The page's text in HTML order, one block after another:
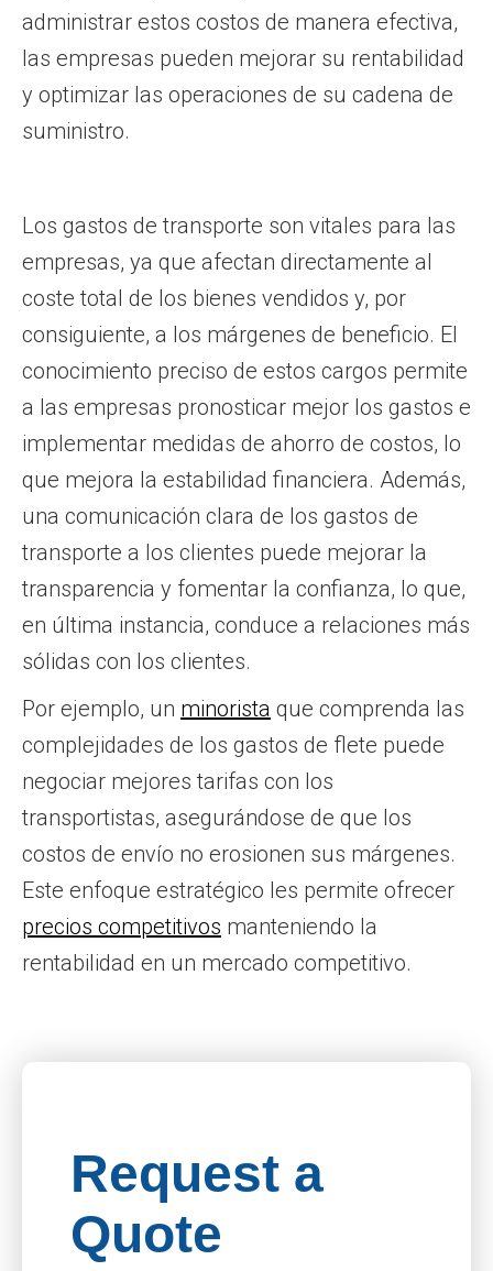
administrar estos costos de manera efectiva,
las empresas pueden mejorar su rentabilidad
y optimizar las operaciones de su cadena de
suministro.
Los gastos de transporte son vitales para las
empresas, ya que afectan directamente al
coste total de los bienes vendidos y, por
consiguiente, a los márgenes de beneficio. El
conocimiento preciso de estos cargos permite
a las empresas pronosticar mejor los gastos e
implementar medidas de ahorro de costos, lo
que mejora la estabilidad financiera. Además,
una comunicación clara de los gastos de
transporte a los clientes puede mejorar la
transparencia y fomentar la confianza, lo que,
en última instancia, conduce a relaciones más
sólidas con los clientes.
Por ejemplo, un minorista que comprenda las
complejidades de los gastos de flete puede
negociar mejores tarifas con los
transportistas, asegurándose de que los
costos de envío no erosionen sus márgenes.
Este enfoque estratégico les permite ofrecer
precios competitivos manteniendo la
rentabilidad en un mercado competitivo.